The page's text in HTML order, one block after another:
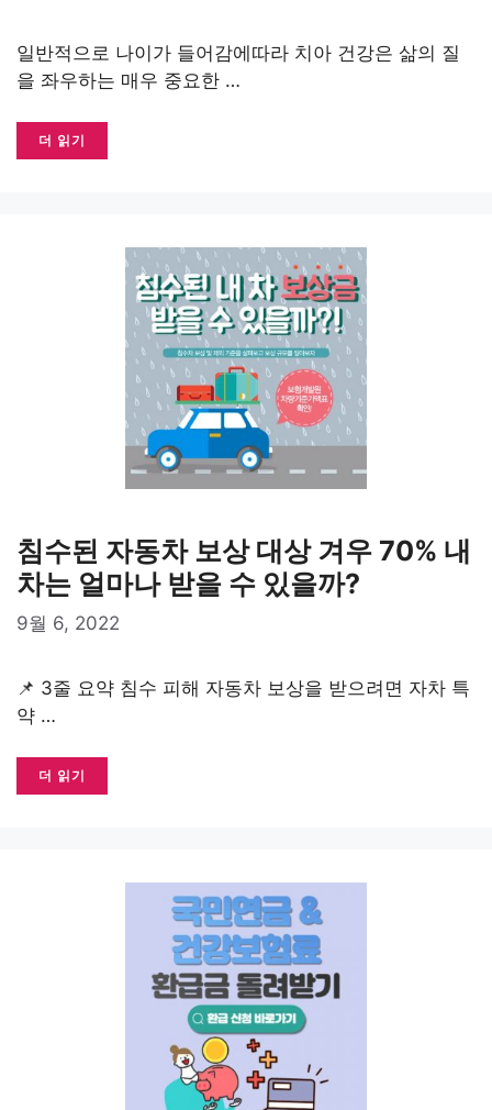
일반적으로 나이가 들어감에따라 치아 건강은 삶의 질
을 좌우하는 매우 중요한 …
더 읽기
침수된 자동차 보상 대상 겨우 70% 내
차는 얼마나 받을 수 있을까?
9월 6, 2022
📌 3줄 요약 침수 피해 자동차 보상을 받으려면 자차 특
약 …
더 읽기